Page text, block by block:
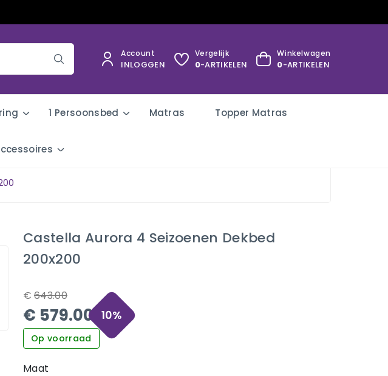
Account
INLOGGEN
Vergelijk
0-ARTIKELEN
Winkelwagen
0-ARTIKELEN
1 Persoonsbed Matras Topper Matras
Castella Aurora 4 Seizoenen Dekbed
200x200
€ 643.00
€ 579.00 10%
Op voorraad
Maat